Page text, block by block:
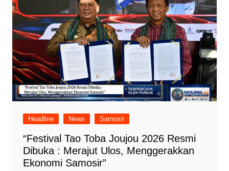
Headline News Samosir
“Festival Tao Toba Joujou 2026 Resmi
Dibuka : Merajut Ulos, Menggerakkan
Ekonomi Samosir”